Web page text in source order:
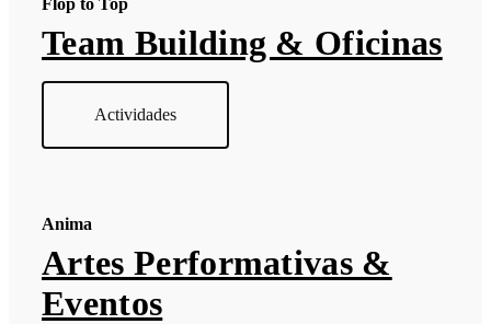
Flop to Top
Team Building & Oficinas
Actividades
Anima
Artes Performativas &
Eventos